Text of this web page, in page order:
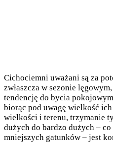
Cichociemni uważani są za
zwłaszcza w sezonie
tendencję do bycia
biorąc pod uwagę wielkość
wielkości i terenu, trzymanie
dużych do bardzo dużych –
mniejszych gatunków – jest